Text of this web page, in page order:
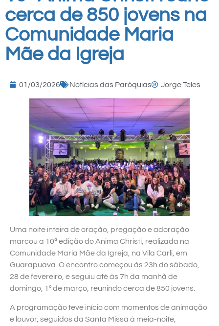
cerca de 850 jovens na
Comunidade Maria
Mãe da Igreja
01/03/2026 Notícias das Paróquias Jorge Teles
Uma noite inteira de oração, pregação e adoração
marcou a 10ª edição do Anima Christi, realizada na
Comunidade Maria Mãe da Igreja, na Vila Carli, em
Guarapuava. O encontro começou às 23h do sábado,
28 de fevereiro, e seguiu até às 7h da manhã de
domingo, 1º de março, reunindo cerca de 850 jovens.
A programação teve início com momentos de animação
e louvor, seguidos da Santa Missa à meia-noite,